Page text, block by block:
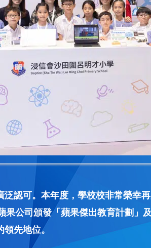
認可。本年度，學校校非常榮
公司頒發「蘋果傑出教育計劃」
先地位。